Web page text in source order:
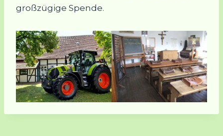
großzügige Spende.